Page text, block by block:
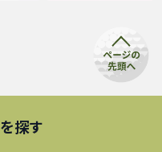
を探す